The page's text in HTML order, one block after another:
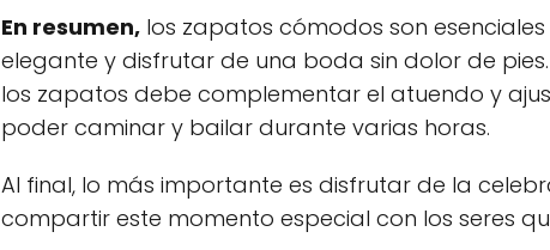
En resumen, los zapatos cómodos son
elegante y disfrutar de una boda sin dolor de
los zapatos debe complementar el atuendo y
poder caminar y bailar durante varias horas.
Al final, lo más importante es disfrutar de la
compartir este momento especial con los seres